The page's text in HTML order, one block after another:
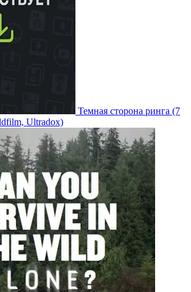
Темная сторона ринга (7
Ultradox)